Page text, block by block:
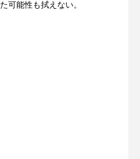
可能性も拭えない。